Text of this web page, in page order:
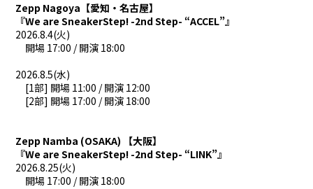
しゆん タケヤキ翔
AMPTAKxCOLORS
あっきぃ まぜ太
ぷりっつ
Zepp Nagoya 【愛知・名古屋】
『We are SneakerStep! -2nd Step- “ACCEL”』
2026.8.4(火)
開場 17:00 / 開演 18:00
2026.8.5(水)
[1部] 開場 11:00 / 開演 12:00
[2部] 開場 17:00 / 開演 18:00
Zepp Namba (OSAKA)
【大阪】
『We are SneakerStep! -2nd Step- “LINK”』
2026.8.25(火)
開場 17:00 / 開演 18:00